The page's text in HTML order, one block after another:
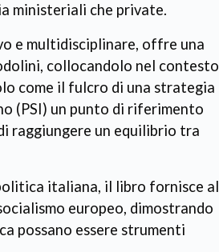
ministeriali che private.
e multidisciplinare, offre una
collocandolo nel contesto
come il fulcro di una strategia
(PSI) un punto di riferimento
raggiungere un equilibrio tra
italiana, il libro fornisce al
europeo, dimostrando
possano essere strumenti